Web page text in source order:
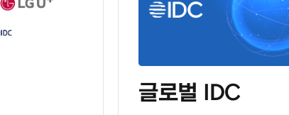
글로벌 IDC